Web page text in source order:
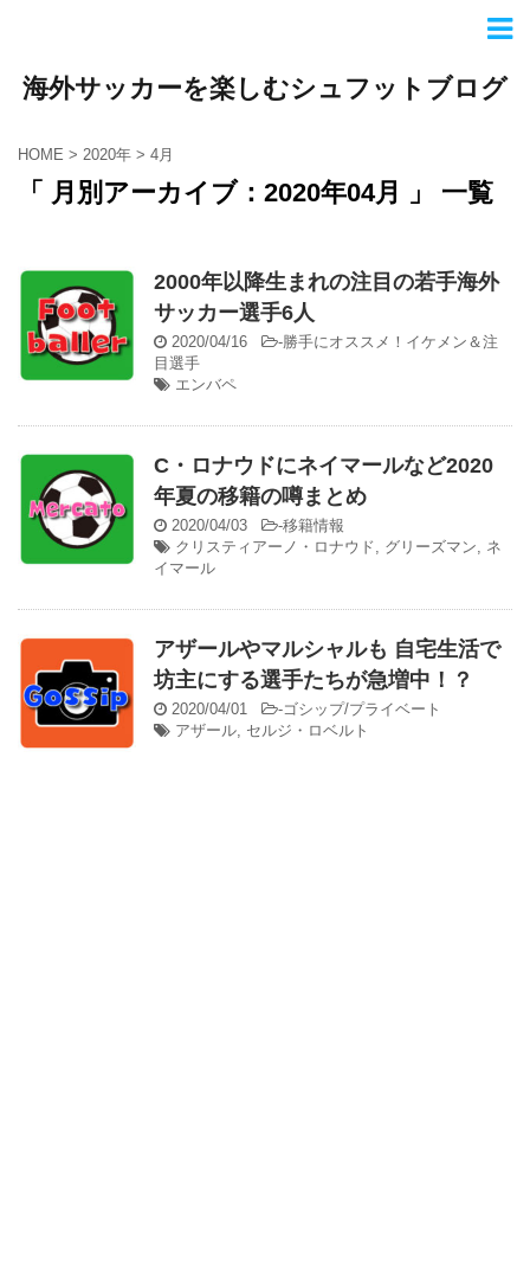
海外サッカーを楽しむシュフットブログ
HOME > 2020年 > 4月
「 月別アーカイブ：2020年04月 」 一覧
2000年以降生まれの注目の若手海外
サッカー選手6人
2020/04/16 -勝手にオススメ！イケメン＆注
目選手
エンバペ
C・ロナウドにネイマールなど2020
年夏の移籍の噂まとめ
2020/04/03 -移籍情報
クリスティアーノ・ロナウド, グリーズマン, ネ
イマール
アザールやマルシャルも 自宅生活で
坊主にする選手たちが急増中！？
2020/04/01 -ゴシップ/プライベート
アザール, セルジ・ロベルト